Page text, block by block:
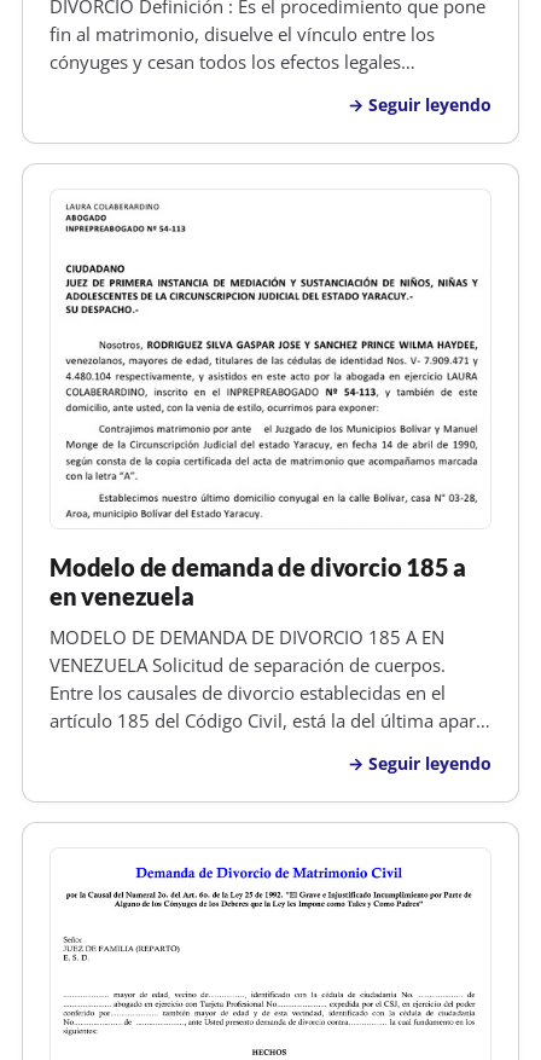
DIVORCIO Definición : Es el procedimiento que pone
fin al matrimonio, disuelve el vínculo entre los
cónyuges y cesan todos los efectos legales
obligación alimenticia entre marido y mujer. Si se
declara el divorcio por culpa de u…
Seguir leyendo
Modelo de demanda de divorcio 185 a
en venezuela
MODELO DE DEMANDA DE DIVORCIO 185 A EN
VENEZUELA Solicitud de separación de cuerpos.
Entre los causales de divorcio establecidas en el
artículo 185 del Código Civil, está la del última aparte
voluntaria o no contenciosa, que dice,...También se
podrá declarar el divorcio por…
Seguir leyendo